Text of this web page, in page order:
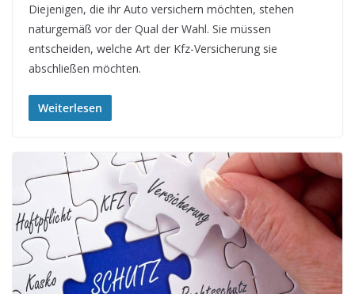
Diejenigen, die ihr Auto versichern möchten, stehen
naturgemäß vor der Qual der Wahl. Sie müssen
entscheiden, welche Art der Kfz-Versicherung sie
abschließen möchten.
Weiterlesen